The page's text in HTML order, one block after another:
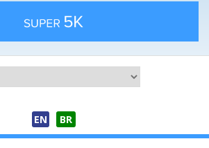
EN BR